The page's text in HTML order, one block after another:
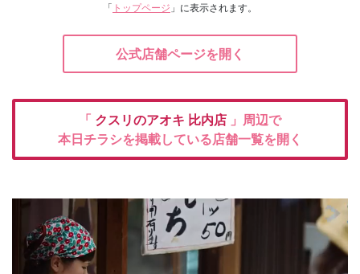
「 トップページ 」に表示されます。
公式店舗ページを開く
「 クスリのアオキ 比内店 」周辺で
本日チラシを掲載している店舗一覧を開く